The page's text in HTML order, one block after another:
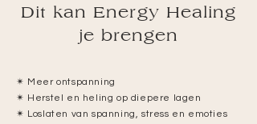
Dit kan Energy Healing
je brengen
✴︎ Meer ontspanning
✴︎ Herstel en heling op diepere lagen
✴︎ Loslaten van spanning, stress en emoties